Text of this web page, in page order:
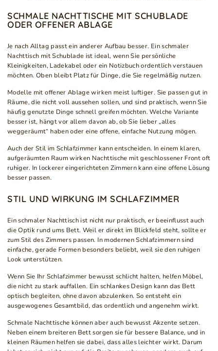
SCHMALE NACHTTISCHE MIT SCHUBLADE
ODER OFFENER ABLAGE
Je nach Alltag passt ein anderer Aufbau besser. Ein schmaler
Nachttisch mit Schublade ist ideal, wenn Sie persönliche
Kleinigkeiten, Ladekabel oder ein Notizbuch ordentlich verstauen
möchten. Oben bleibt Platz für Dinge, die Sie regelmäßig nutzen.
Modelle mit offener Ablage wirken meist luftiger. Sie passen gut in
Räume, die nicht voll aussehen sollen, und sind praktisch, wenn Sie
häufig genutzte Dinge schnell greifen möchten. Welche Variante
besser ist, hängt vor allem davon ab, ob Sie lieber „alles
weggeräumt“ haben oder eine offene, einfache Nutzung mögen.
Auch der Stil im Schlafzimmer kann entscheiden. In einem klaren,
aufgeräumten Raum wirken Nachttische mit geschlossener Front oft
ruhiger. In lockerer eingerichteten Zimmern kann eine offene Lösung
besser passen.
STIL UND WIRKUNG IM SCHLAFZIMMER
Ein schmaler Nachttisch ist nicht nur praktisch, er beeinflusst auch
die Optik rund ums Bett. Weil er direkt im Blickfeld steht, sollte er
zum Stil des Zimmers passen. In modernen Schlafzimmern sind
einfache, gerade Formen besonders beliebt, weil sie den ruhigen
Look unterstützen.
Wenn Sie Ihr Schlafzimmer bewusst schlicht halten, helfen Möbel,
die nicht zu stark auffallen. Ein schlankes Design kann das Bett
optisch begleiten, ohne davon abzulenken. So entsteht ein
ausgewogenes Gesamtbild, das ordentlich und angenehm wirkt.
Schmale Nachttische können aber auch bewusst Akzente setzen.
Neben einem breiteren Bett sorgen sie für bessere Balance, und in
kleinen Räumen helfen sie dabei, dass alles leichter wirkt. Darum